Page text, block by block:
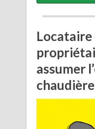
Locataire
assumer